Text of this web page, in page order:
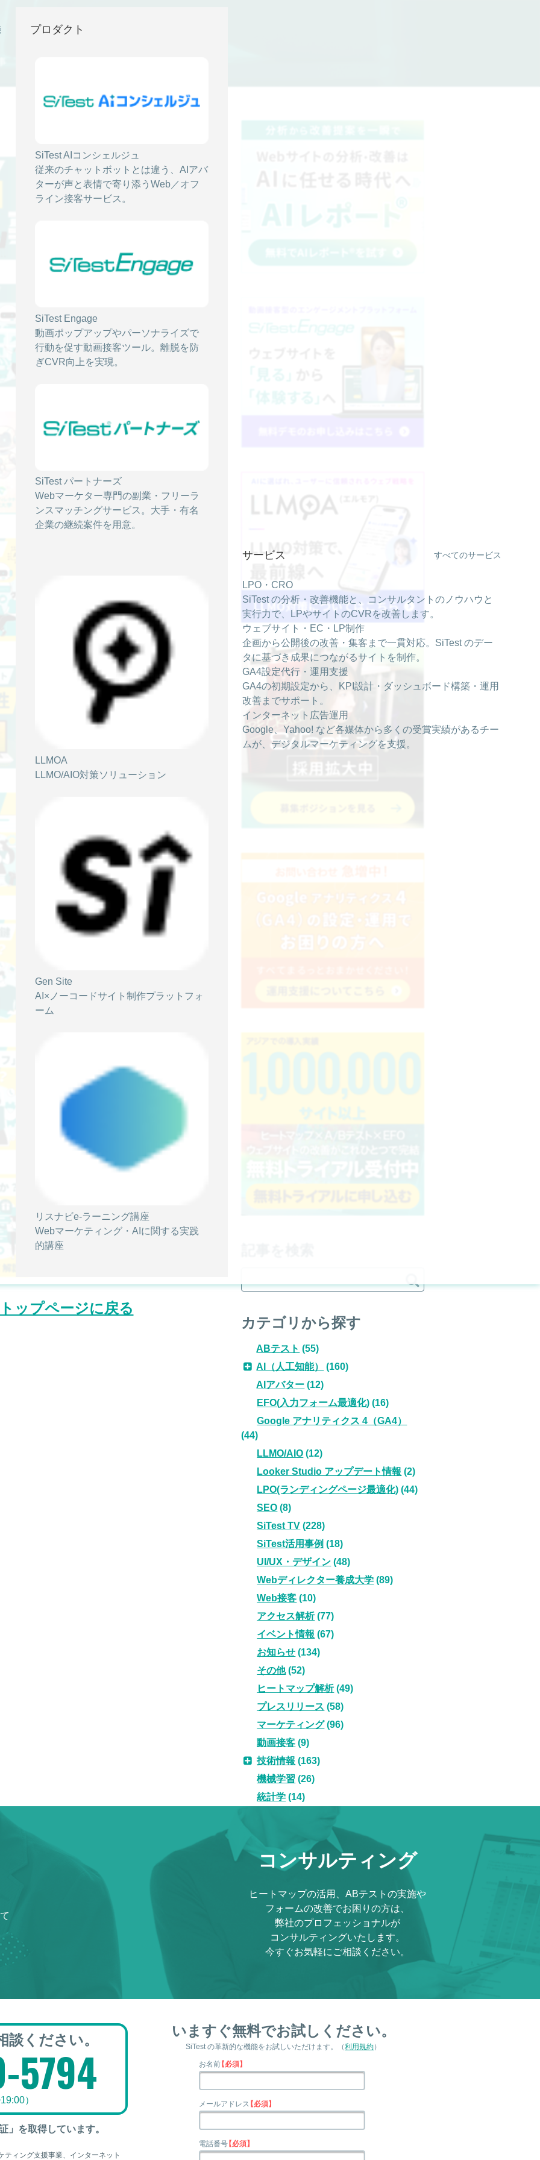
プロダクト
SiTest AIコンシェルジュ
従来のチャットボットとは違う、AIアバ
ターが声と表情で寄り添うWeb／オフ
ライン接客サービス。
SiTest Engage
動画ポップアップやパーソナライズで
行動を促す動画接客ツール。離脱を防
ぎCVR向上を実現。
SiTest パートナーズ
Webマーケター専門の副業・フリーラ
ンスマッチングサービス。大手・有名
企業の継続案件を用意。
LLMOA
LLMO/AIO対策ソリューション
Gen Site
AI×ノーコードサイト制作プラットフォ
ーム
リスナビe-ラーニング講座
Webマーケティング・AIに関する実践
的講座
サービス すべてのサービス
LPO・CRO
SiTest の分析・改善機能と、コンサルタントのノウハウと
実行力で、LPやサイトのCVRを改善します。
ウェブサイト・EC・LP制作
企画から公開後の改善・集客まで一貫対応。SiTest のデー
タに基づき成果につながるサイトを制作。
GA4設定代行・運用支援
GA4の初期設定から、KPI設計・ダッシュボード構築・運用
改善までサポート。
インターネット広告運用
Google、Yahoo! など各媒体から多くの受賞実績があるチー
ムが、デジタルマーケティングを支援。
2026/03/02
動画接客とは？5つの導入メリットと成功
事例｜失敗しないツールの選び方
するメリットと投資対効果を解説！
AIアバター Web接客 動画接客
離脱率改善と人手不足を解消！ウェブサイ
Web接客 動画接客
2025/12/19
AIアバターの7つの危険性とは？リスクを
見抜く方法と安全な活用法を解説！
Web接客
め6選｜選び方と活用事例を解説！
AIアバター Web接客 動画接客
2025/07/30
AIアバター
AIアバターとは？メリット・デメリットや
活用事例を解説｜おすすめのツールも紹介
AIアバター
ン率を改善する方法とおすすめツール3選
EFO(入力フォーム最適化) Web接客 動画接客
ップページに戻る
カテゴリから探す
ABテスト (55)
AI（人工知能）
(160)
AIアバター (12)
EFO(入力フォーム最適化) (16)
Google アナリティクス 4（GA4）
(44)
LLMO/AIO (12)
Looker Studio アップデート情報 (2)
LPO(ランディングページ最適化) (44)
SEO (8)
SiTest TV (228)
SiTest活用事例 (18)
UI/UX・デザイン (48)
Webディレクター養成大学 (89)
Web接客 (10)
アクセス解析(77)
イベント情報 (67)
お知らせ (134)
その他(52)
ヒートマップ解析(49)
プレスリリース (58)
マーケティング(96)
動画接客 (9)
技術情報 (163)
機械学習 (26)
統計学 (14)
コンサルティング
ヒートマップの活用、ABテストの実施や
フォームの改善でお困りの方は、
弊社のプロフェッショナルが
コンサルティングいたします。
今すぐお気軽にご相談ください。
談ください。
5794
）
」を取得しています。
ティング支援事業、インターネット
いますぐ無料でお試しください。
SiTest の革新的な機能をお試しいただけます。 （利用規約）
お名前【必須】
メールアドレス【必須】
電話番号【必須】